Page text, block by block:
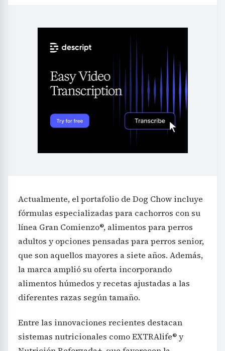
Actualmente, el portafolio de Dog Chow incluye
fórmulas especializadas para cachorros con su
línea Gran Comienzo®, alimentos para perros
adultos y opciones pensadas para perros senior,
que son aquellos mayores a siete años. Además,
la marca amplió su oferta incorporando
alimentos húmedos y recetas ajustadas a las
diferentes razas según tamaño.
Entre las innovaciones recientes destacan
sistemas nutricionales como EXTRAlife® y